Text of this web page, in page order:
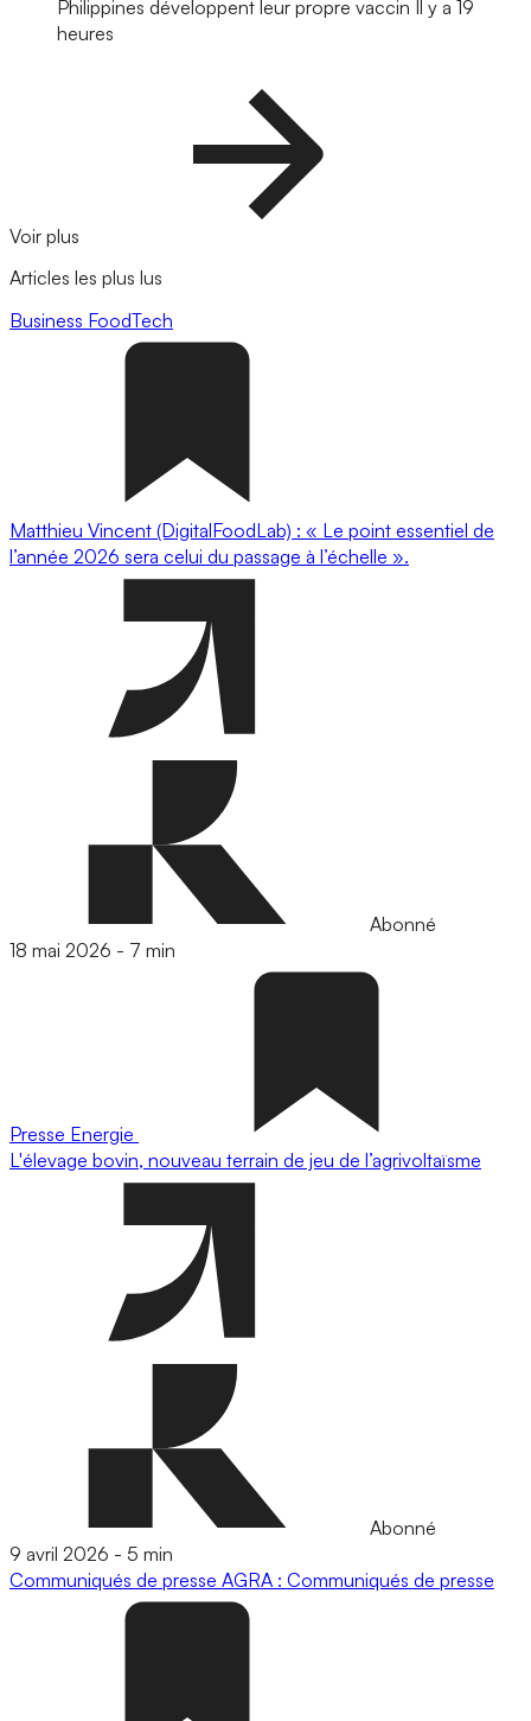
Philippines développent leur propre vaccin
Il y a 19
heures
Voir plus
Articles les plus lus
Business FoodTech
Matthieu Vincent (DigitalFoodLab) : « Le point essentiel de
l’année 2026 sera celui du passage à l’échelle ».
Abonné
18 mai 2026 - 7 min
Presse Energie
L'élevage bovin, nouveau terrain de jeu de l’agrivoltaïsme
Abonné
9 avril 2026 - 5 min
Communiqués de presse AGRA : Communiqués de presse